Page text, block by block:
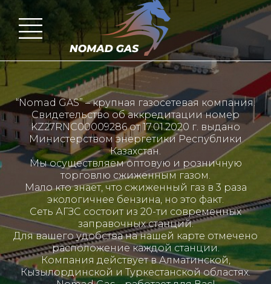
“Nomad GAS” – крупная газосетевая компания.
Свидетельство об аккредитации номер
KZ27RNC00009286 от 17.01.2020 г. выдано
Министерством энергетики Республики
Казахстан.
Мы осуществляем оптовую и розничную
торговлю сжиженным газом.
Мало кто знает, что сжиженный газ в 3 раза
экологичнее бензина, но это факт.
Сеть АГЗС состоит из 20-ти современных
заправочных станций.
Для вашего удобства на нашей карте отмечено
расположение каждой станции.
Компания действует в Алматинской,
Кызылординской и Туркестанской областях.